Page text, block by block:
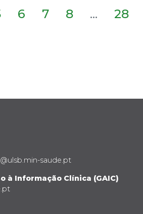
6 7 8 ... 28
saude.pt
à Informação Clínica (GAIC)